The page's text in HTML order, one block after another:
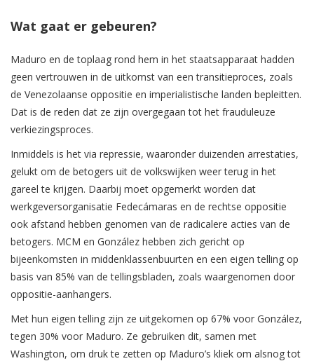
Wat gaat er gebeuren?
Maduro en de toplaag rond hem in het staatsapparaat hadden
geen vertrouwen in de uitkomst van een transitieproces, zoals
de Venezolaanse oppositie en imperialistische landen bepleitten.
Dat is de reden dat ze zijn overgegaan tot het frauduleuze
verkiezingsproces.
Inmiddels is het via repressie, waaronder duizenden arrestaties,
gelukt om de betogers uit de volkswijken weer terug in het
gareel te krijgen. Daarbij moet opgemerkt worden dat
werkgeversorganisatie Fedecámaras en de rechtse oppositie
ook afstand hebben genomen van de radicalere acties van de
betogers. MCM en González hebben zich gericht op
bijeenkomsten in middenklassenbuurten en een eigen telling op
basis van 85% van de tellingsbladen, zoals waargenomen door
oppositie-aanhangers.
Met hun eigen telling zijn ze uitgekomen op 67% voor González,
tegen 30% voor Maduro. Ze gebruiken dit, samen met
Washington, om druk te zetten op Maduro’s kliek om alsnog tot